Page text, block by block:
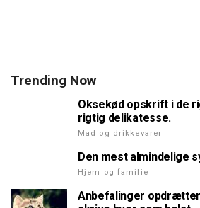
Trending Now
Oksekød opskrift i de
rigtig delikatesse.
Mad og drikkevarer
Den mest almindelige
Hjem og familie
Anbefalinger